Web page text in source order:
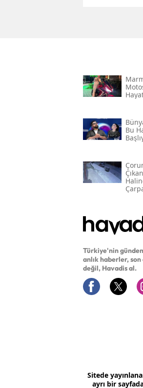
Bu
Türkiye'nin
anlık haberler,
değil, Havadis al.
Sitede
ayrı bir